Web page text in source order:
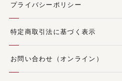
プライバシーポリシー
特定商取引法に基づく表示
お問い合わせ（オンライン）